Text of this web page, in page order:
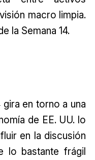
macro limpia.
la Semana 14.
gira en torno a una
de EE. UU. lo
en la discusión
lo bastante frágil